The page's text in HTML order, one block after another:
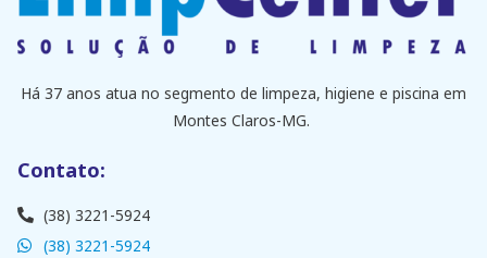
Há 37 anos atua no segmento de limpeza, higiene e piscina em
Montes Claros-MG.
Contato:
(38) 3221-5924
(38) 3221-5924